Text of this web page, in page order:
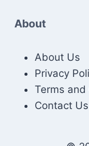
About
About Us
Privacy
Terms
Contact Us